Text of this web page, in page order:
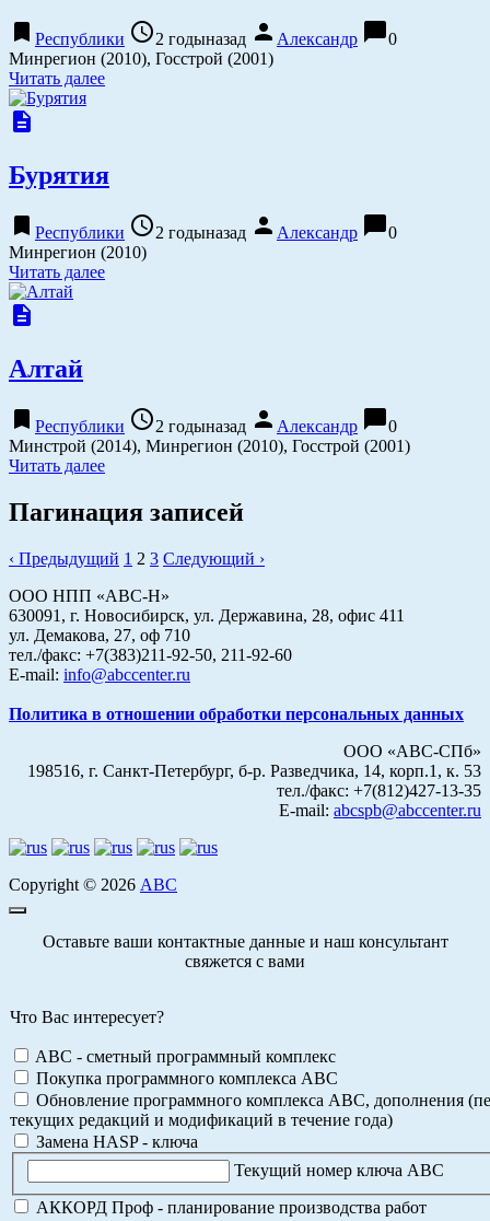
bookmark Республики access_time2 годыназад person Александр chat_bubble0
Минрегион (2010), Госстрой (2001)
Читать далее
description
Бурятия
bookmark Республики access_time2 годыназад person Александр chat_bubble0
Минрегион (2010)
Читать далее
description
Алтай
bookmark Республики access_time2 годыназад person Александр chat_bubble0
Минстрой (2014), Минрегион (2010), Госстрой (2001)
Читать далее
Пагинация записей
‹ Предыдущий 1 2 3 Следующий ›
ООО НПП «АВС-Н»
630091, г. Новосибирск, ул. Державина, 28, офис 411
ул. Демакова, 27, оф 710
тел./факс: +7(383)211-92-50, 211-92-60
E-mail: info@abccenter.ru
Политика в отношении обработки персональных данных
ООО «АВС-СПб»
198516, г. Санкт-Петербург, б-р. Разведчика, 14, корп.1, к. 53
тел./факс: +7(812)427-13-35
E-mail: abcspb@abccenter.ru
Copyright © 2026 АВС
Оставьте ваши контактные данные и наш консультант
свяжется с вами
Что Вас интересует?
ABC - сметный программный комплекс
Покупка программного комплекса АВС
Обновление программного комплекса АВС, дополнения
текущих редакций и модификаций в течение года)
Замена HASP - ключа
Текущий номер ключа АВС
АККОРД Проф - планирование производства работ